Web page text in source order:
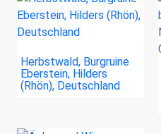
Herbstwald, Burgruine
Eberstein, Hilders
(Rhön), Deutschland